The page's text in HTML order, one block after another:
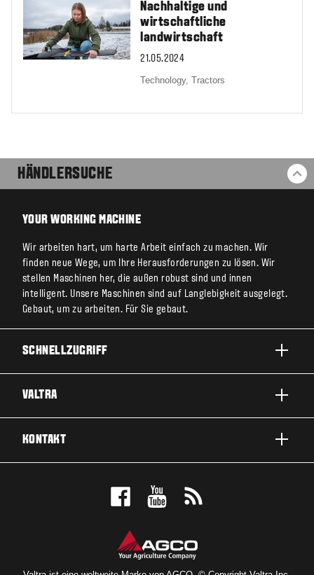
Nachhaltige und
wirtschaftliche
landwirtschaft
21.05.2024
Technology,Tractors
HÄNDLERSUCHE
YOUR WORKING MACHINE
Wir arbeiten hart, um harte Arbeit einfach zu machen. Wir
finden neue Wege, um Ihre Herausforderungen zu lösen. Wir
stellen Maschinen her, die außen robust sind und innen
intelligent. Unsere Maschinen sind auf Langlebigkeit ausgelegt.
Gebaut, um zu arbeiten. Für Sie gebaut.
SCHNELLZUGRIFF
SERVICE & REPARATUR
VALTRA
KONTAKT
PROBEFAHRT MACHEN